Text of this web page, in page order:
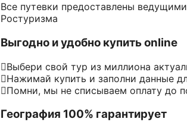
Все путевки предоставлены
Ростуризма
Выгодно и удобно купить online
Выбери свой тур из миллиона
Нажимай купить и заполни данные
Помни, мы не списываем оплату до
География 100% гарантирует